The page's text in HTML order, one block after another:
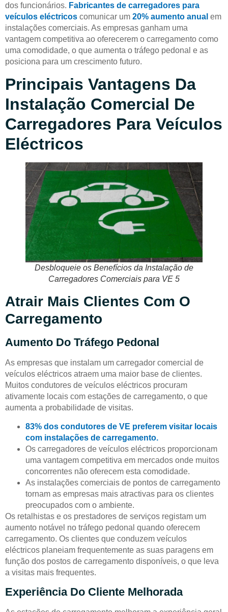
dos funcionários. Fabricantes de carregadores para
veículos eléctricos comunicar um 20% aumento anual em
instalações comerciais. As empresas ganham uma
vantagem competitiva ao oferecerem o carregamento como
uma comodidade, o que aumenta o tráfego pedonal e as
posiciona para um crescimento futuro.
Principais Vantagens Da
Instalação Comercial De
Carregadores Para Veículos
Eléctricos
Desbloqueie os Benefícios da Instalação de
Carregadores Comerciais para VE 5
Atrair Mais Clientes Com O
Carregamento
Aumento Do Tráfego Pedonal
As empresas que instalam um carregador comercial de
veículos eléctricos atraem uma maior base de clientes.
Muitos condutores de veículos eléctricos procuram
ativamente locais com estações de carregamento, o que
aumenta a probabilidade de visitas.
83% dos condutores de VE preferem visitar locais
com instalações de carregamento.
Os carregadores de veículos eléctricos proporcionam
uma vantagem competitiva em mercados onde muitos
concorrentes não oferecem esta comodidade.
As instalações comerciais de pontos de carregamento
tornam as empresas mais atractivas para os clientes
preocupados com o ambiente.
Os retalhistas e os prestadores de serviços registam um
aumento notável no tráfego pedonal quando oferecem
carregamento. Os clientes que conduzem veículos
eléctricos planeiam frequentemente as suas paragens em
função dos postos de carregamento disponíveis, o que leva
a visitas mais frequentes.
Experiência Do Cliente Melhorada